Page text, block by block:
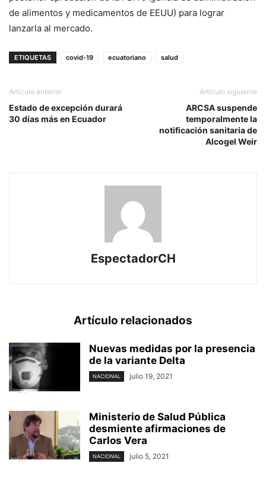
de alimentos y medicamentos de EEUU) para lograr
lanzarla al mercado.
ETIQUETAS covid-19 ecuatoriano salud
Artículo anterior
Estado de excepción durará
30 días más en Ecuador
Artículo siguiente
ARCSA suspende
temporalmente la
notificación sanitaria de
Alcogel Weir
EspectadorCH
Artículo relacionados
Nuevas medidas por la presencia
de la variante Delta
NACIONAL julio 19, 2021
Ministerio de Salud Pública
desmiente afirmaciones de
Carlos Vera
NACIONAL julio 5, 2021